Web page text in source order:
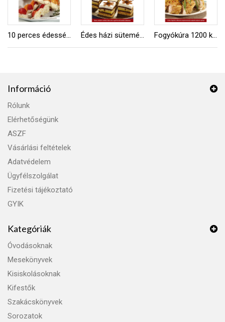
10 perces édességek Édes házi sütemények Fogyókúra 1200 kalóriával
Információ
Rólunk
Elérhetőségünk
ASZF
Vásárlási feltételek
Adatvédelem
Ügyfélszolgálat
Fizetési tájékoztató
GYIK
Kategóriák
Óvodásoknak
Mesekönyvek
Kisiskolásoknak
Kifestők
Szakácskönyvek
Sorozatok